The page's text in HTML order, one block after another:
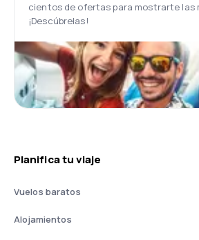
cientos de ofertas para mostrarte las
¡Descúbrelas!
Planifica tu viaje
Vuelos baratos
Alojamientos